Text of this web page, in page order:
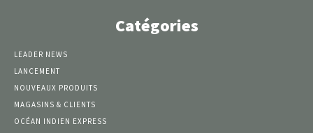
Catégories
LEADER NEWS
LANCEMENT
NOUVEAUX PRODUITS
MAGASINS & CLIENTS
OCÉAN INDIEN EXPRESS